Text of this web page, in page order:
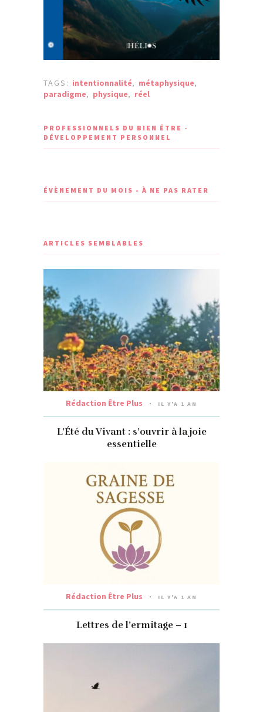
TAGS: intentionnalité, métaphysique,
paradigme, physique, réel
PROFESSIONNELS DU BIEN ÊTRE -
DÉVELOPPEMENT PERSONNEL
ÉVÈNEMENT DU MOIS - À NE PAS RATER
ARTICLES SEMBLABLES
Rédaction Être Plus IL Y'A 1 AN
L’Été du Vivant : s’ouvrir à la joie
essentielle
Rédaction Être Plus IL Y'A 1 AN
Lettres de l’ermitage – 1